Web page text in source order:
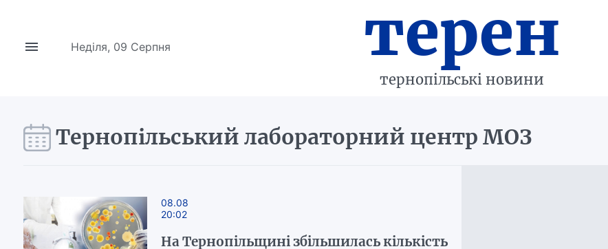
Неділя, 09 Серпня терен
тернопільські новини
Тернопільський лабораторний центр МОЗ
08.08
20:02
На Тернопільщині збільшилась кількість